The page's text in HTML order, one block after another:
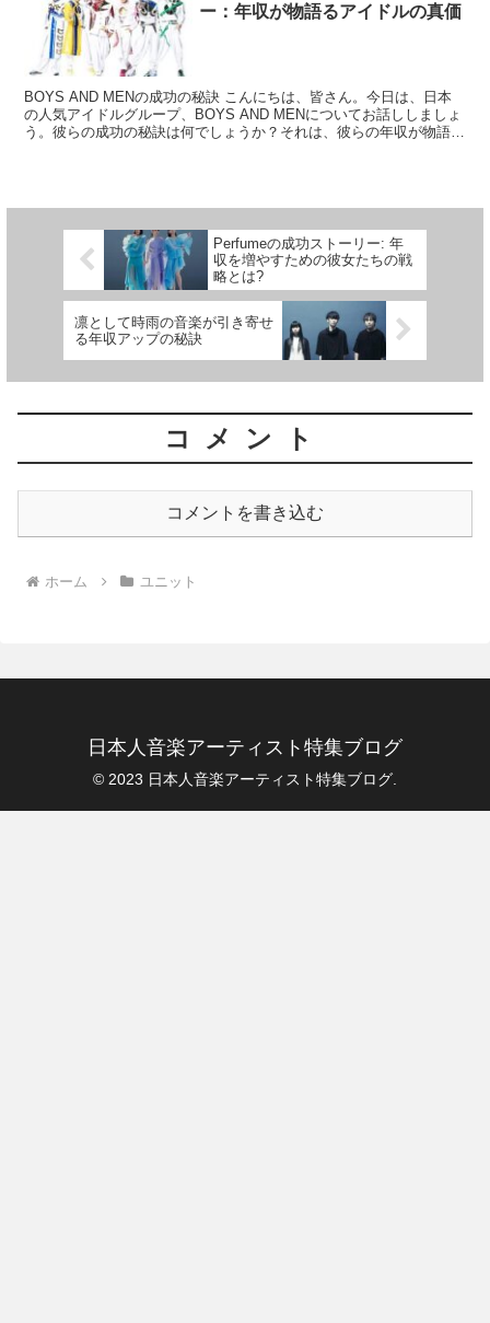
ー：年収が物語るアイドルの真価
BOYS AND MENの成功の秘訣 こんにちは、皆さん。今日は、日本
の人気アイドルグループ、BOYS AND MENについてお話ししましょ
う。彼らの成功の秘訣は何でしょうか？それは、彼らの年収が物語っ
Perfumeの成功ストーリー: 年
収を増やすための彼女たちの戦
略とは?
凛として時雨の音楽が引き寄せ
る年収アップの秘訣
コメント
コメントを書き込む
ホーム ユニット
日本人音楽アーティスト特集ブログ
© 2023 日本人音楽アーティスト特集ブログ.